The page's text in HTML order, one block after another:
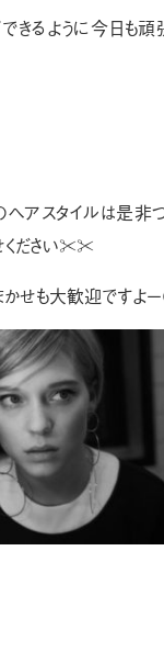
きるように今日も頑
ヘアスタイルは是非
ください✂︎✂︎
かせも大歓迎ですよ